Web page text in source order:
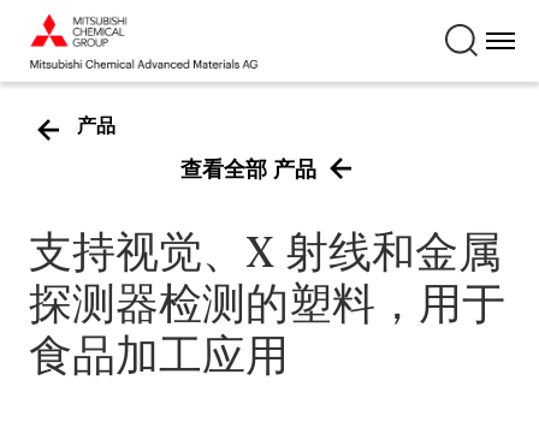
产品
查看全部 产品
支持视觉、X 射线和金属
探测器检测的塑料，用于
食品加工应用